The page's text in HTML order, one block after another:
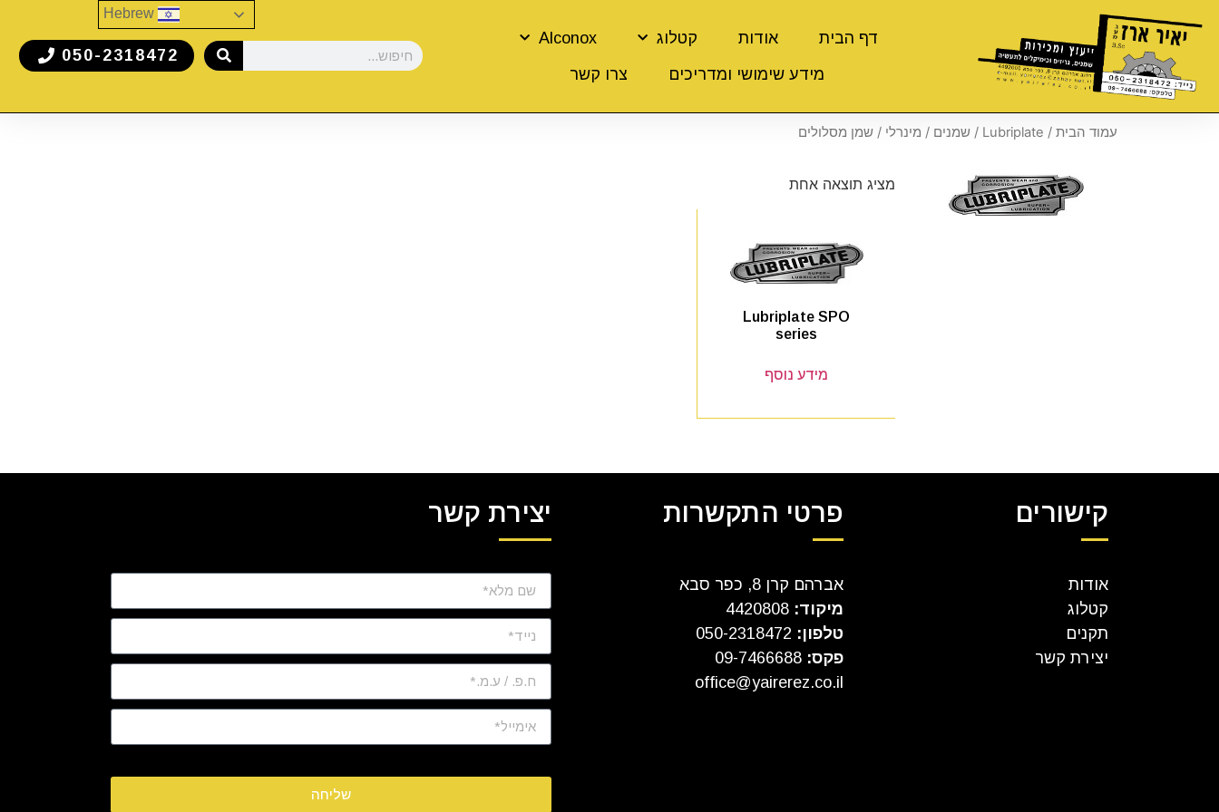
דף הבית אודות קטלוג
Alconox
מידע שימושי ומדריכים
צרו קשר
050-2318472
עמוד הבית /
Lubriplate
/ שמנים / מינרלי / שמן מסלולים
מציג תוצאה אחת
Lubriplate SPO
series
מידע נוסף
קישורים
אודות
קטלוג
תקנים
יצירת קשר
פרטי התקשרות
אברהם קרן 8, כפר סבא
מיקוד:
טלפון:
פקס: 09-7466688
office@yairerez.co.il
יצירת קשר
שליחה
Hebrew